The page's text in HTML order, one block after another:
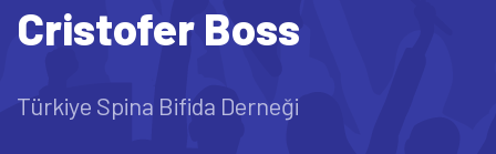
Cristofer Boss
Türkiye Spina Bifida Derneği